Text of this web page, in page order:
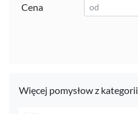
Cena
Więcej pomysłow z kategorii